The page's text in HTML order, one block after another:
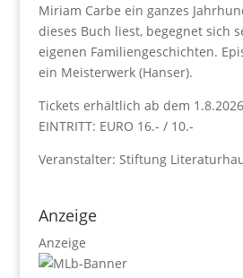
Miriam Carbe ein ganzes
dieses Buch liest, begegnet sich
eigenen Familiengeschichten.
ein Meisterwerk (Hanser).
Tickets erhältlich ab dem
EINTRITT: EURO 16.- / 10.-
Veranstalter: Stiftung
Anzeige
Anzeige